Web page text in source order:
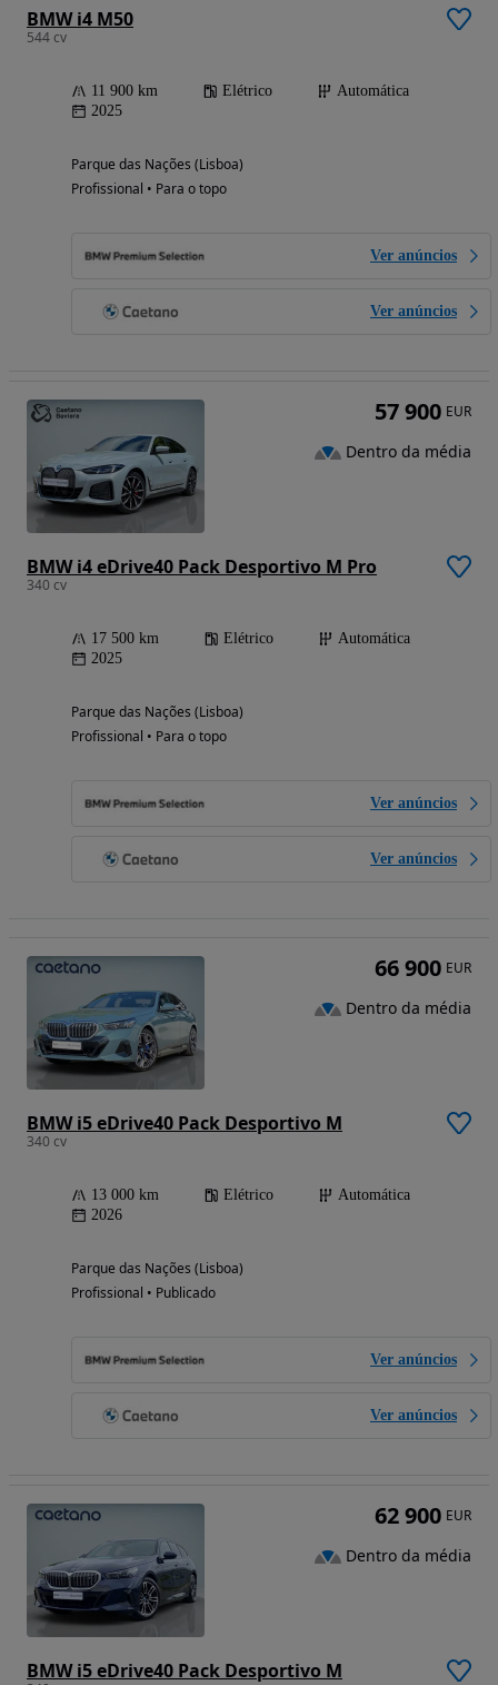
BMW i4 M50
544 cv
11 900 km Elétrico
Automática
2025
Parque das Nações (Lisboa)
Profissional • Para o topo
Ver anúncios
Ver anúncios
BMW i4 eDrive40 Pack Desportivo M Pro
340 cv
17 500 km Elétrico
Automática
2025
Parque das Nações (Lisboa)
Profissional • Para o topo
Ver anúncios
Ver anúncios
57 900 EUR
Dentro da média
BMW i5 eDrive40 Pack Desportivo M
340 cv
13 000 km Elétrico
Automática
2026
Parque das Nações (Lisboa)
Profissional • Publicado
Ver anúncios
Ver anúncios
66 900 EUR
Dentro da média
BMW i5 eDrive40 Pack Desportivo M
62 900 EUR
Dentro da média